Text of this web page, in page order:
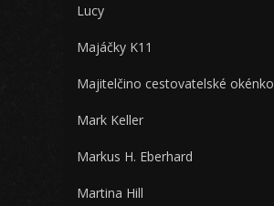
Lucy
Majáčky K11
Majitelčino cestovatelské okénko
Mark Keller
Markus H. Eberhard
Martina Hill